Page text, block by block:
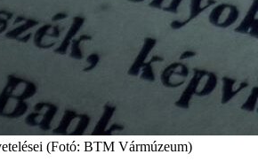
(Fotó: BTM Vármúzeum)